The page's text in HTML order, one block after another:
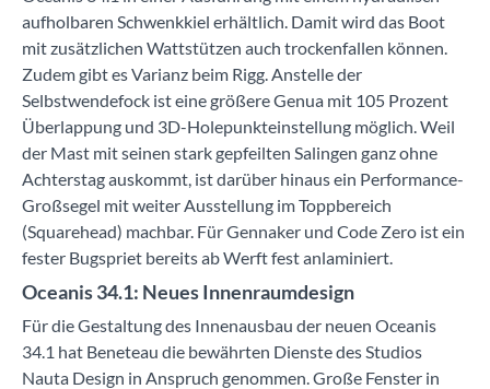
aufholbaren Schwenkkiel erhältlich. Damit wird das Boot
mit zusätzlichen Wattstützen auch trockenfallen können.
Zudem gibt es Varianz beim Rigg. Anstelle der
Selbstwendefock ist eine größere Genua mit 105 Prozent
Überlappung und 3D-Holepunkteinstellung möglich. Weil
der Mast mit seinen stark gepfeilten Salingen ganz ohne
Achterstag auskommt, ist darüber hinaus ein Performance-
Großsegel mit weiter Ausstellung im Toppbereich
(Squarehead) machbar. Für Gennaker und Code Zero ist ein
fester Bugspriet bereits ab Werft fest anlaminiert.
Oceanis 34.1: Neues Innenraumdesign
Für die Gestaltung des Innenausbau der neuen Oceanis
34.1 hat Beneteau die bewährten Dienste des Studios
Nauta Design in Anspruch genommen. Große Fenster in